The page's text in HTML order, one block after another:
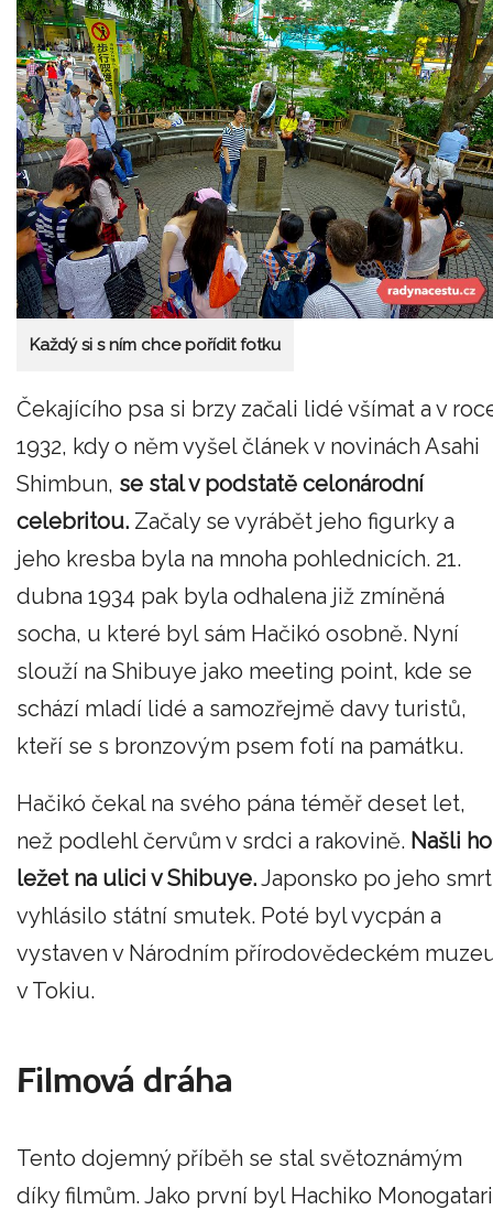
Každý si s ním chce pořídit fotku
Čekajícího psa si brzy začali lidé všímat a v
1932, kdy o něm vyšel článek v novinách Asahi
Shimbun, se stal v podstatě celonárodní
celebritou. Začaly se vyrábět jeho figurky a
jeho kresba byla na mnoha pohlednicích. 21.
dubna 1934 pak byla odhalena již zmíněná
socha, u které byl sám Hačikó osobně. Nyní
slouží na Shibuye jako meeting point, kde se
schází mladí lidé a samozřejmě davy turistů,
kteří se s bronzovým psem fotí na památku.
Hačikó čekal na svého pána téměř deset let,
než podlehl červům v srdci a rakovině. Našli ho
ležet na ulici v Shibuye.Japonsko po jeho
vyhlásilo státní smutek. Poté byl vycpán a
vystaven v Národním přírodovědeckém
v Tokiu.
Filmová dráha
Tento dojemný příběh se stal světoznámým
díky filmům. Jako první byl Hachiko Monogatari